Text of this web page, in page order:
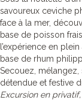
savoureux ceviche
face à la mer,
base de poisson
l’expérience en
base de rhum
Secouez, mélangez,
détendue et festive
Excursion en